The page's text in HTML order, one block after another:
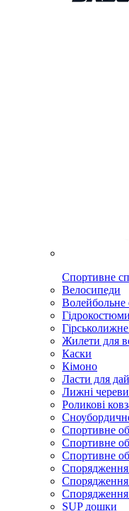
Спортивне
Велосипеди
Волейбольне
Жилети для
Каски
Кімоно
Ласти для
Лижні
Роликові
Спортивне
Спортивне
Спортивне
Спорядження
Спорядження
SUP дошки